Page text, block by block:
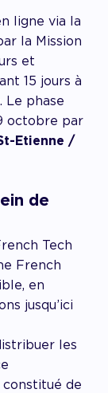
ligne via la
la Mission
et
15 jours à
Le phase
octobre par
Etienne /
de
Tech
French
en
jusqu’ici
les
de